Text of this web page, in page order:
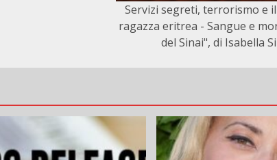
Servizi segreti, terrorismo e
ragazza eritrea - Sangue e
del Sinai", di Isabella